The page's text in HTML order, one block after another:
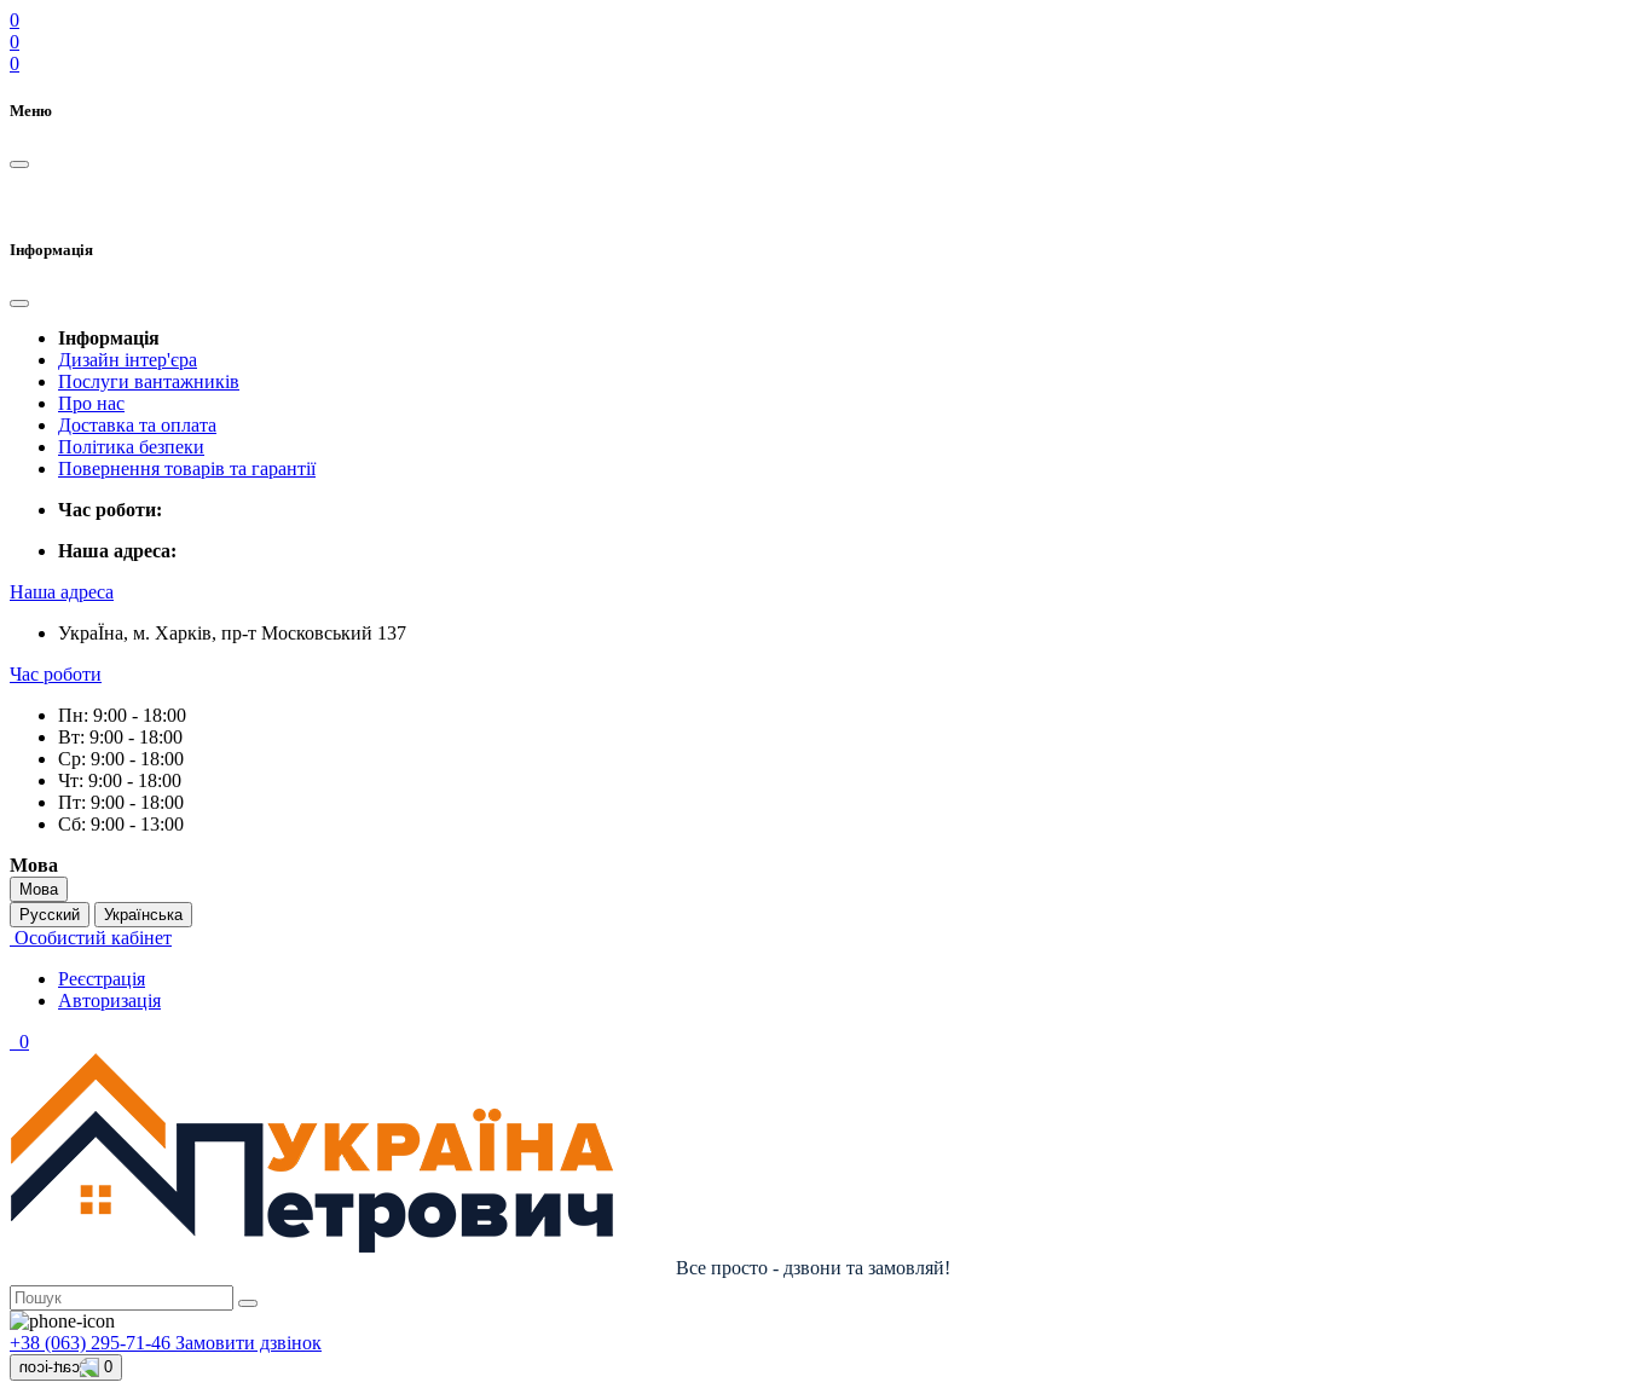
0
0
0
Меню
Інформація
Інформація
Дизайн інтер'єра
Послуги вантажників
Про нас
Доставка та оплата
Політика безпеки
Повернення товарів та гарантії
Час роботи:
Наша адреса:
Наша адреса
УкраЇна, м. Харків, пр-т Московський 137
Час роботи
Пн: 9:00 - 18:00
Вт: 9:00 - 18:00
Ср: 9:00 - 18:00
Чт: 9:00 - 18:00
Пт: 9:00 - 18:00
Сб: 9:00 - 13:00
Мова
Мова
Русский
Українська
Особистий кабінет
Реєстрація
Авторизація
0
Все просто - дзвони та замовляй!
+38 (063) 295-71-46 Замовити дзвінок
0